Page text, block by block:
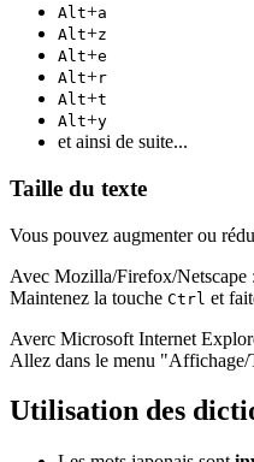
Alt+a
Alt+z
Alt+e
Alt+r
Alt+t
Alt+y
et ainsi de suite...
Taille du texte
Vous pouvez augmenter ou
Avec Mozilla/Firefox/Netscape :
Maintenez la touche Ctrl et
Averc Microsoft Internet
Allez dans le menu "Affichage/
Utilisation des